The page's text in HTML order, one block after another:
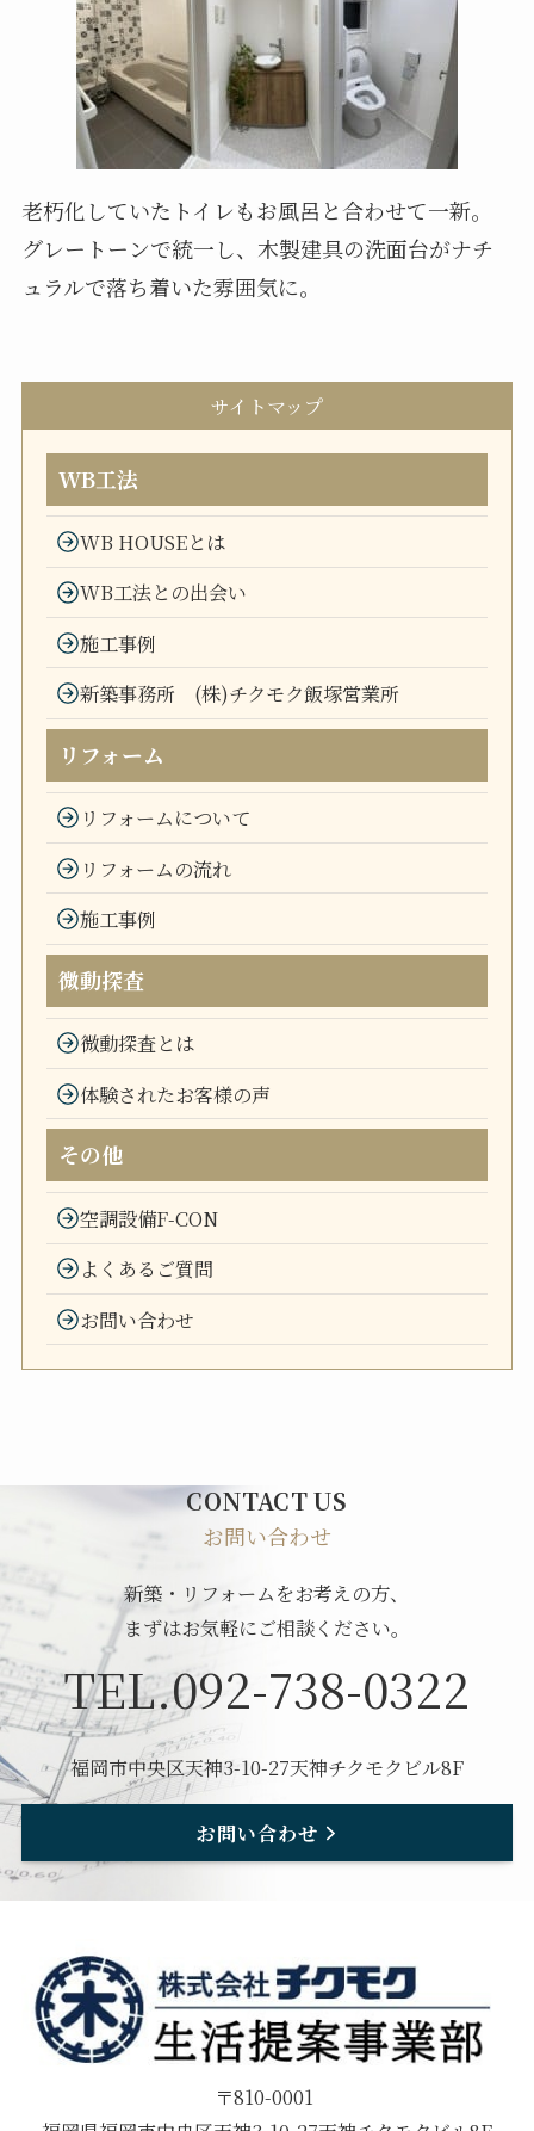
老朽化していたトイレもお風呂と合わせて一新。
グレートーンで統一し、木製建具の洗面台がナチ
ュラルで落ち着いた雰囲気に。
サイトマップ
WB工法
WB HOUSEとは
WB工法との出会い
施工事例
新築事務所 (株)チクモク飯塚営業所
リフォーム
リフォームについて
リフォームの流れ
施工事例
微動探査
微動探査とは
体験されたお客様の声
その他
空調設備F-CON
よくあるご質問
お問い合わせ
CONTACT US
お問い合わせ
新築・リフォームをお考えの方、
まずはお気軽にご相談ください。
TEL.092-738-0322
福岡市中央区天神3-10-27天神チクモクビル8F
お問い合わせ
〒810-0001